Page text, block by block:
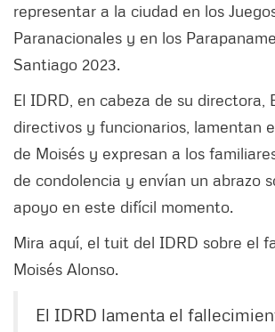
representar a la ciudad en los
Paranacionales y en los
Santiago 2023.
El IDRD, en cabeza de su directora,
directivos y funcionarios, lamentan
de Moisés y expresan a los
de condolencia y envían un abrazo
apoyo en este difícil momento.
Mira aquí, el tuit del IDRD sobre el
Moisés Alonso.
El IDRD lamenta el